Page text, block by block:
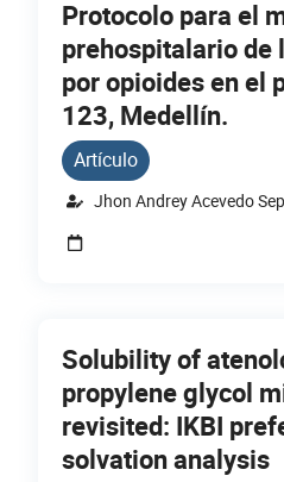
Protocolo para el
prehospitalario de
por opioides en el
123, Medellín.
Artículo
Jhon Andrey Acevedo
Solubility of
propylene glycol
revisited: IKBI
solvation analysis